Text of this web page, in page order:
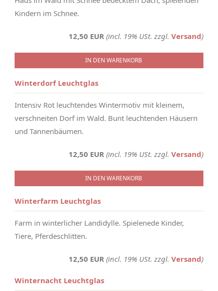
Kindern im Schnee.
12,50 EUR (incl. 19% USt. zzgl. Versand)
IN DEN WARENKORB
Winterdorf Leuchtglas
Intensiv Rot leuchtendes Wintermotiv mit kleinem,
verschneiten Dorf im Wald. Bunt leuchtenden Häusern
und Tannenbäumen.
12,50 EUR (incl. 19% USt. zzgl. Versand)
IN DEN WARENKORB
Winterfarm Leuchtglas
Farm in winterlicher Landidylle. Spielenede Kinder,
Tiere, Pferdeschlitten.
12,50 EUR (incl. 19% USt. zzgl. Versand)
Winternacht Leuchtglas